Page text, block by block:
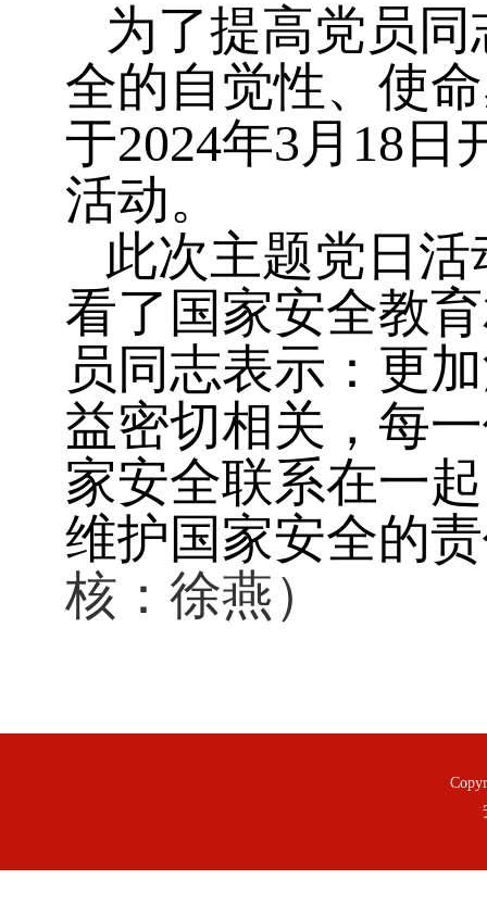
为了提高党员
全的自觉性、使
于2024年3月18日
活动。
此次主题党日
看了国家安全教
员同志表示：更
益密切相关，每
家安全联系在一
维护国家安全的
核：徐燕）